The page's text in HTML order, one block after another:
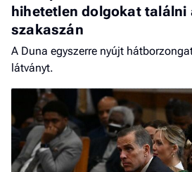
hihetetlen dolgokat találni
szakaszán
A Duna egyszerre nyújt
látványt.